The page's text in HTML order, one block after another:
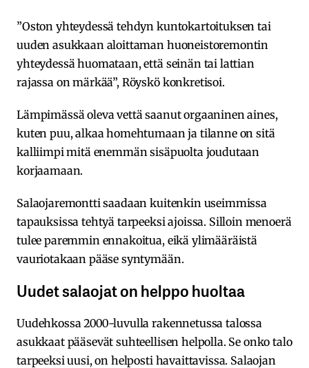
”Oston yhteydessä tehdyn kuntokartoituksen tai
uuden asukkaan aloittaman huoneistoremontin
yhteydessä huomataan, että seinän tai lattian
rajassa on märkää”, Röyskö konkretisoi.
Lämpimässä oleva vettä saanut orgaaninen aines,
kuten puu, alkaa homehtumaan ja tilanne on sitä
kalliimpi mitä enemmän sisäpuolta joudutaan
korjaamaan.
Salaojaremontti saadaan kuitenkin useimmissa
tapauksissa tehtyä tarpeeksi ajoissa. Silloin menoerä
tulee paremmin ennakoitua, eikä ylimääräistä
vauriotakaan pääse syntymään.
Uudet salaojat on helppo huoltaa
Uudehkossa 2000-luvulla rakennetussa talossa
asukkaat pääsevät suhteellisen helpolla. Se onko talo
tarpeeksi uusi, on helposti havaittavissa. Salaojan